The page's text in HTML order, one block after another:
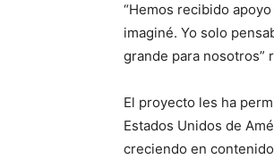
“Hemos recibido
imaginé. Yo solo
grande para nosotros”
El proyecto les ha
Estados Unidos de
creciendo en